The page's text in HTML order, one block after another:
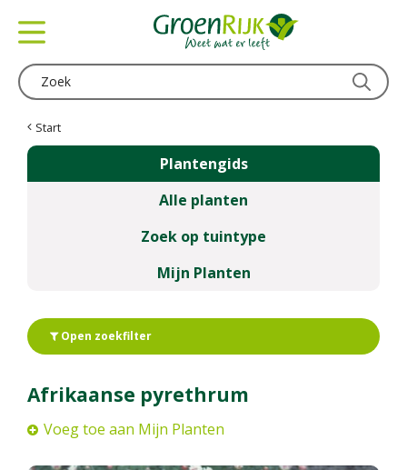
Start
Plantengids
Alle planten
Zoek op tuintype
Mijn Planten
Open zoekfilter
Afrikaanse pyrethrum
Voeg toe aan Mijn Planten